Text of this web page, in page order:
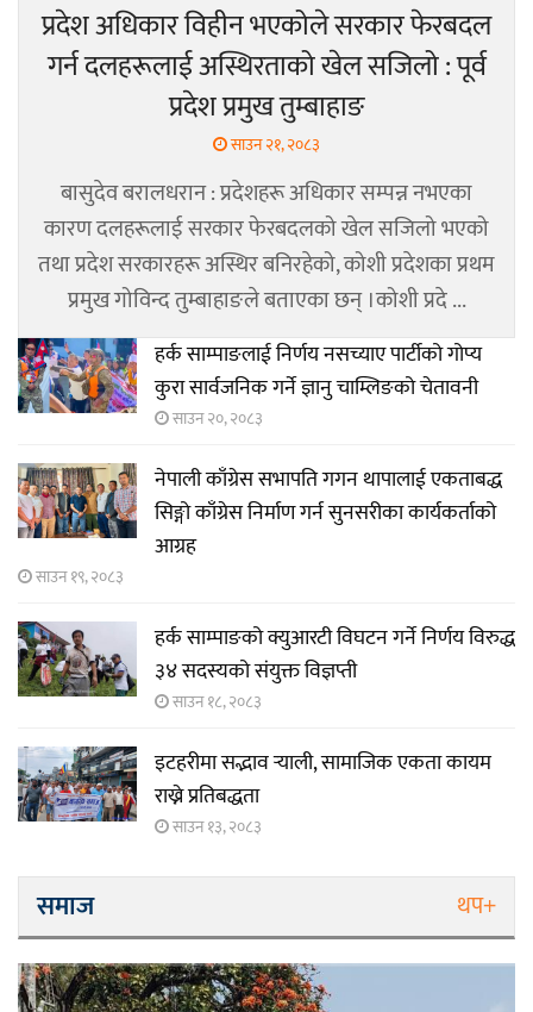
प्रदेश अधिकार विहीन भएकोले सरकार फेरबदल
गर्न दलहरूलाई अस्थिरताको खेल सजिलो : पूर्व
प्रदेश प्रमुख तुम्बाहाङ
साउन २१, २०८३
बासुदेव बरालधरान : प्रदेशहरू अधिकार सम्पन्न नभएका
कारण दलहरूलाई सरकार फेरबदलको खेल सजिलो भएको
तथा प्रदेश सरकारहरू अस्थिर बनिरहेको, कोशी प्रदेशका प्रथम
प्रमुख गोविन्द तुम्बाहाङले बताएका छन् ।कोशी प्रदे ...
हर्क साम्पाङलाई निर्णय नसच्याए पार्टीको गोप्य
कुरा सार्वजनिक गर्ने ज्ञानु चाम्लिङको चेतावनी
साउन २०, २०८३
नेपाली काँग्रेस सभापति गगन थापालाई एकताबद्ध
सिङ्गो काँग्रेस निर्माण गर्न सुनसरीका कार्यकर्ताको
आग्रह
साउन १९, २०८३
हर्क साम्पाङको क्युआरटी विघटन गर्ने निर्णय विरुद्ध
३४ सदस्यको संयुक्त विज्ञप्ती
साउन १८, २०८३
इटहरीमा सद्भाव र्‍याली, सामाजिक एकता कायम
राख्ने प्रतिबद्धता
साउन १३, २०८३
समाज थप+